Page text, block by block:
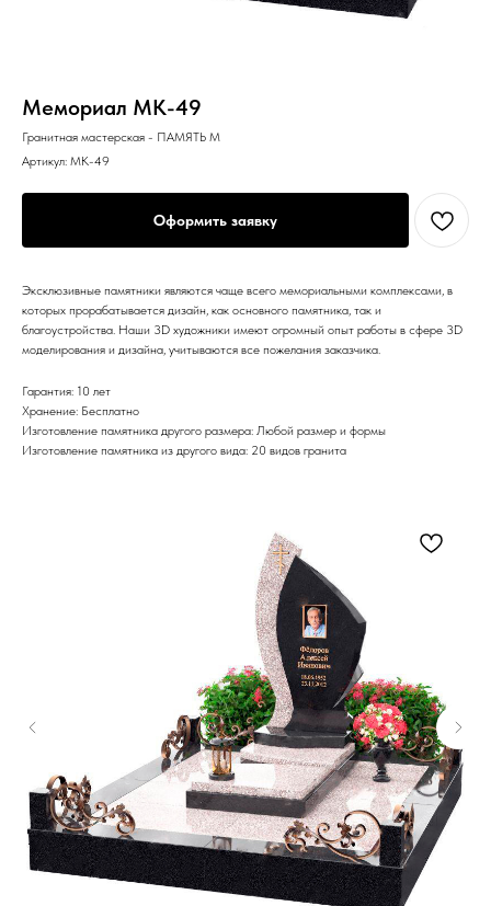
Мемориал MK-49
Гранитная мастерская - ПАМЯТЬ М
Артикул: MK-49
Оформить заявку
Эксклюзивные памятники являются чаще всего мемориальными комплексами, в
которых прорабатывается дизайн, как основного памятника, так и
благоустройства. Наши 3D художники имеют огромный опыт работы в сфере 3D
моделирования и дизайна, учитываются все пожелания заказчика.
Гарантия: 10 лет
Хранение: Бесплатно
Изготовление памятника другого размера: Любой размер и формы
Изготовление памятника из другого вида: 20 видов гранита